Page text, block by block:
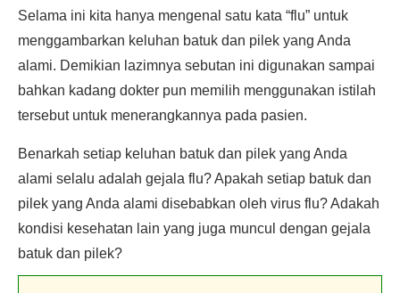
Selama ini kita hanya mengenal satu kata “flu” untuk
menggambarkan keluhan batuk dan pilek yang Anda
alami. Demikian lazimnya sebutan ini digunakan sampai
bahkan kadang dokter pun memilih menggunakan istilah
tersebut untuk menerangkannya pada pasien.
Benarkah setiap keluhan batuk dan pilek yang Anda
alami selalu adalah gejala flu? Apakah setiap batuk dan
pilek yang Anda alami disebabkan oleh virus flu? Adakah
kondisi kesehatan lain yang juga muncul dengan gejala
batuk dan pilek?